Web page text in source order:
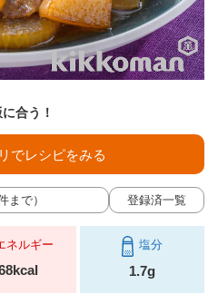
合う！
まで） 登録済一覧
でレシピをみる
ネルギー 塩分
1.7g